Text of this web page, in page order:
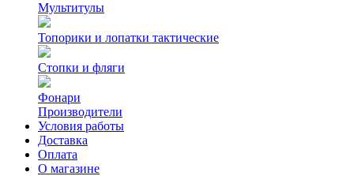
Мультитулы
Топорики и лопатки тактические
Стопки и фляги
Фонари
Производители
Условия работы
Доставка
Оплата
О магазине